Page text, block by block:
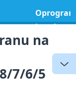
bezpłatne
na
7/6/5